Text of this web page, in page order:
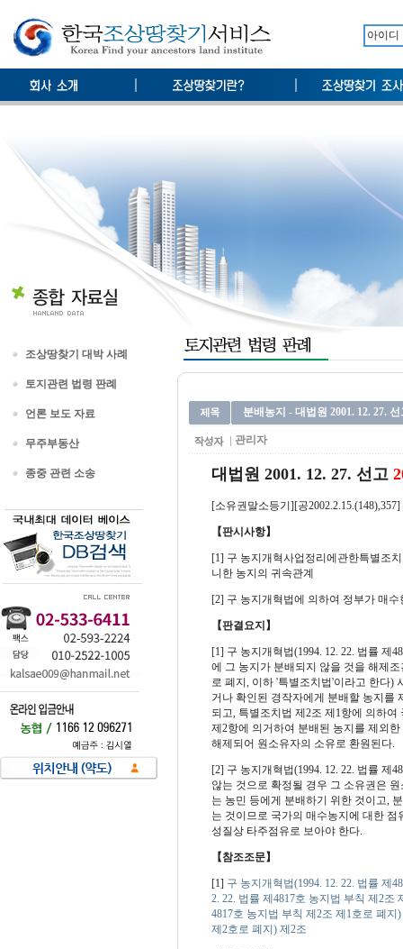
조상땅찾기 대박 사례
토지관련 법령 판례
언론 보도 자료
무주부동산
종중 관련 소송
분배농지 - 대법원 2001. 12. 27.
관리자
대법원 2001. 12. 27. 선고
[소유권말소등기][공2002.2.15.(148),357]
【판시사항】
[1] 구 농지개혁사업정리에관한특별조
니한 농지의 귀속관계
[2] 구 농지개혁법에 의하여 정부가 매
【판결요지】
[1] 구 농지개혁법(1994. 12. 22. 법률 제
에 그 농지가 분배되지 않을 것을 해제
로 폐지, 이하 '특별조치법'이라고 한다)
거나 확인된 경작자에게 분배할 농지를
되고, 특별조치법 제2조 제1항에 의하
제2항에 의거하여 분배된 농지를 제외
해제되어 원소유자의 소유로 환원된다.
[2] 구 농지개혁법(1994. 12. 22. 법률 제
않는 것으로 확정될 경우 그 소유권은
는 농민 등에게 분배하기 위한 것이고,
는 것이므로 국가의 매수농지에 대한
성질상 타주점유로 보아야 한다.
【참조조문】
[1] 구 농지개혁법(1994. 12. 22. 법률 제
2. 22. 법률 제4817호 농지법 부칙 제2조
4817호 농지법 부칙 제2조 제1호로 폐지
제2호로 폐지) 제2조